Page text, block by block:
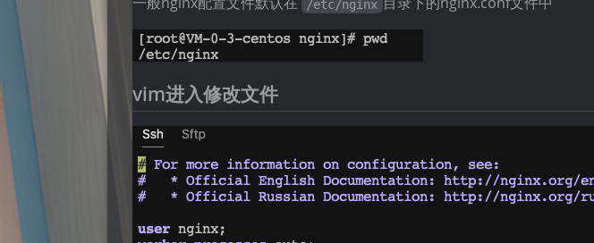
/etc/nginx
vim进入修改文件